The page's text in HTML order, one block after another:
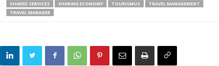
SHARED SERVICES
SHARING ECONOMY TOURISMUS
TRAVEL MANAGEMENT
TRAVEL MANAGER